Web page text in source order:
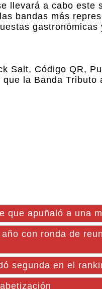
llevará a cabo este
bandas más
Salt, Código QR,
la Banda
que apuñaló a una
con ronda de
segunda en el